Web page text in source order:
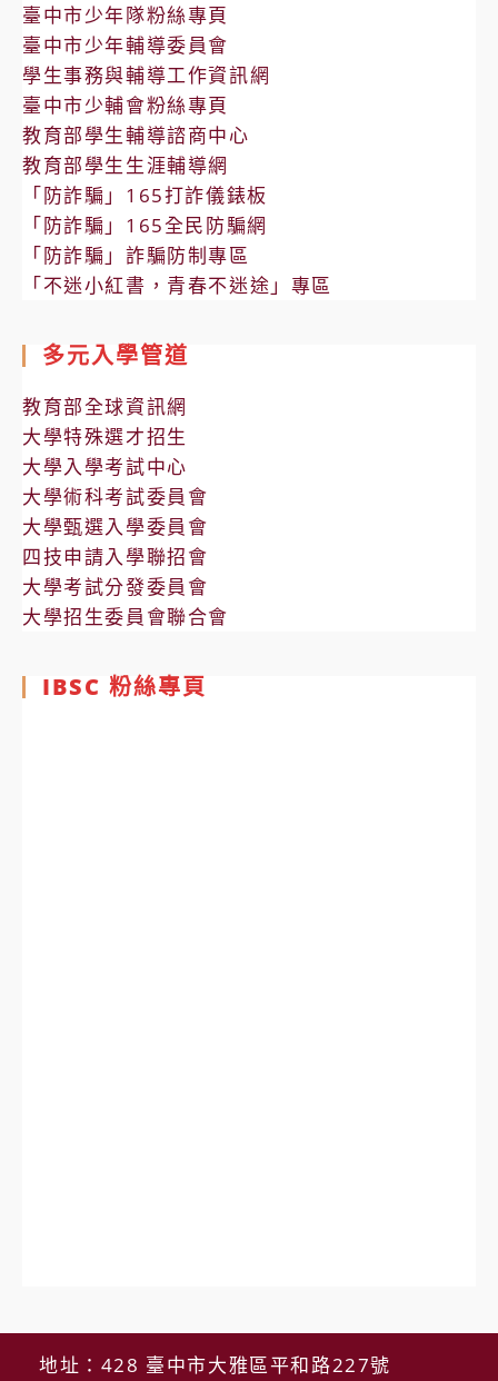
臺中市少年隊粉絲專頁
臺中市少年輔導委員會
學生事務與輔導工作資訊網
臺中市少輔會粉絲專頁
教育部學生輔導諮商中心
教育部學生生涯輔導網
「防詐騙」165打詐儀錶板
「防詐騙」165全民防騙網
「防詐騙」詐騙防制專區
「不迷小紅書，青春不迷途」專區
多元入學管道
教育部全球資訊網
大學特殊選才招生
大學入學考試中心
大學術科考試委員會
大學甄選入學委員會
四技申請入學聯招會
大學考試分發委員會
大學招生委員會聯合會
IBSC 粉絲專頁
地址：428 臺中市大雅區平和路227號